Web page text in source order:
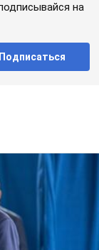
раке
внимания